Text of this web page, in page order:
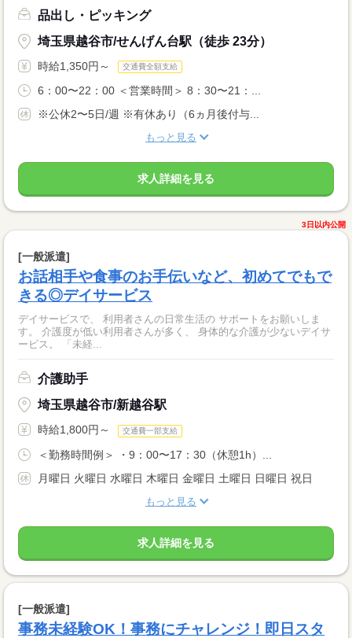
品出し・ピッキング
埼玉県越谷市/せんげん台駅（徒歩 23分）
時給1,350円～ 交通費全額支給
6：00〜22：00 ＜営業時間＞ 8：30〜21：...
※公休2〜5日/週 ※有休あり（6ヵ月後付与...
もっと見る
求人詳細を見る
3日以内公開
[一般派遣]
お話相手や食事のお手伝いなど、初めてでもで
きる◎デイサービス
デイサービスで、 利用者さんの日常生活の サポートをお願いしま
す。 介護度が低い利用者さんが多く、 身体的な介護が少ないデイサ
ービス。 「未経...
介護助手
埼玉県越谷市/新越谷駅
時給1,800円～ 交通費一部支給
＜勤務時間例＞ ・9：00〜17：30（休憩1h）...
月曜日 火曜日 水曜日 木曜日 金曜日 土曜日 日曜日 祝日
もっと見る
求人詳細を見る
[一般派遣]
事務未経験OK！事務にチャレンジ！即日スタ